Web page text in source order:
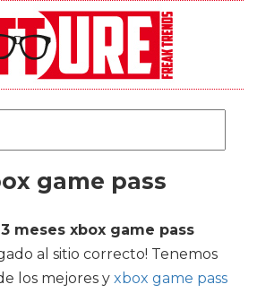
game pass
3 meses xbox game pass
al sitio correcto! Tenemos
los mejores y xbox game pass